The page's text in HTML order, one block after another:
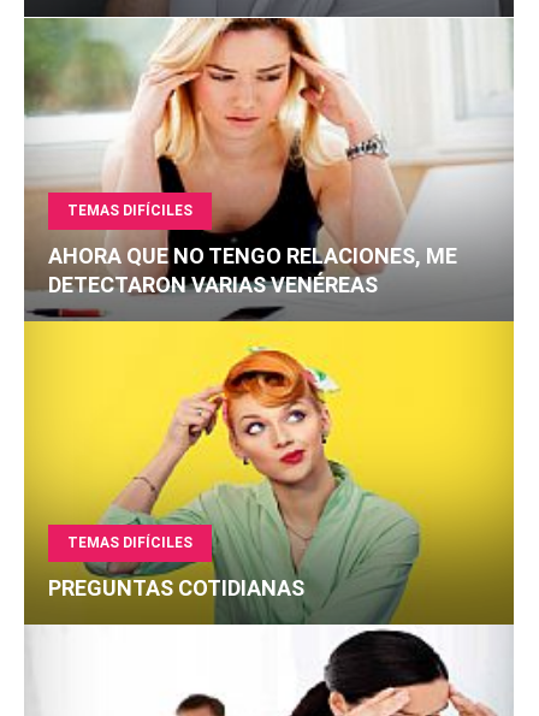
TEMAS DIFÍCILES
AHORA QUE NO TENGO RELACIONES, ME
DETECTARON VARIAS VENÉREAS
TEMAS DIFÍCILES
PREGUNTAS COTIDIANAS